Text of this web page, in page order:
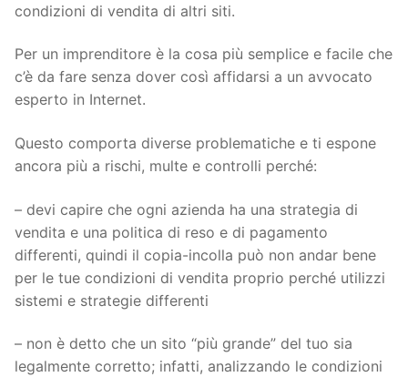
condizioni di vendita di altri siti.
Per un imprenditore è la cosa più semplice e facile che
c’è da fare senza dover così affidarsi a un avvocato
esperto in Internet.
Questo comporta diverse problematiche e ti espone
ancora più a rischi, multe e controlli perché:
– devi capire che ogni azienda ha una strategia di
vendita e una politica di reso e di pagamento
differenti, quindi il copia-incolla può non andar bene
per le tue condizioni di vendita proprio perché utilizzi
sistemi e strategie differenti
– non è detto che un sito “più grande” del tuo sia
legalmente corretto; infatti, analizzando le condizioni